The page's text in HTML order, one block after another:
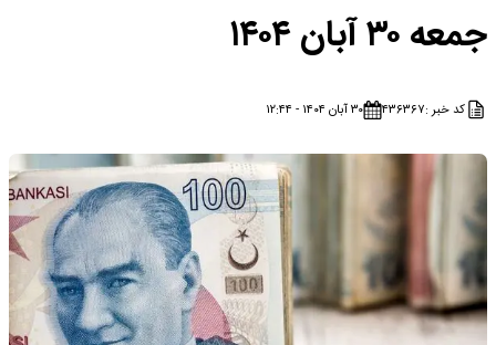
جمعه ۳۰ آبان ۱۴۰۴
کد خبر :۴۳۶۳۶۷ ۳۰ آبان ۱۴۰۴ - ۱۲:۴۴